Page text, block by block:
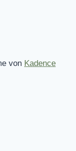
von Kadence